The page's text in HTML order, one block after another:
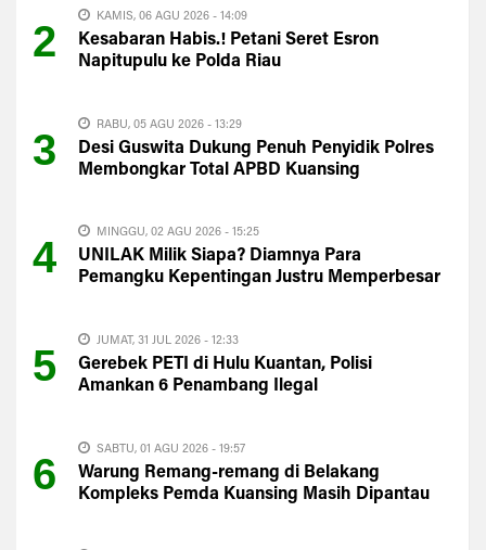
2
KAMIS, 06 AGU 2026 - 14:09
Kesabaran Habis.! Petani Seret Esron
Napitupulu ke Polda Riau
3
RABU, 05 AGU 2026 - 13:29
Desi Guswita Dukung Penuh Penyidik Polres
Membongkar Total APBD Kuansing
4
MINGGU, 02 AGU 2026 - 15:25
UNILAK Milik Siapa? Diamnya Para
Pemangku Kepentingan Justru Memperbesar
5
JUMAT, 31 JUL 2026 - 12:33
Gerebek PETI di Hulu Kuantan, Polisi
Amankan 6 Penambang Ilegal
6
SABTU, 01 AGU 2026 - 19:57
Warung Remang-remang di Belakang
Kompleks Pemda Kuansing Masih Dipantau